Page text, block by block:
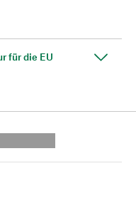
für die EU